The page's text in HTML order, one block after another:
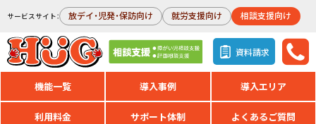
サービスサイト： 放デイ・児発・保訪向け 就労支援向け 相談支援向け
資料請求
機能一覧 導入事例 導入エリア
利用料金 サポート体制 よくあるご質問